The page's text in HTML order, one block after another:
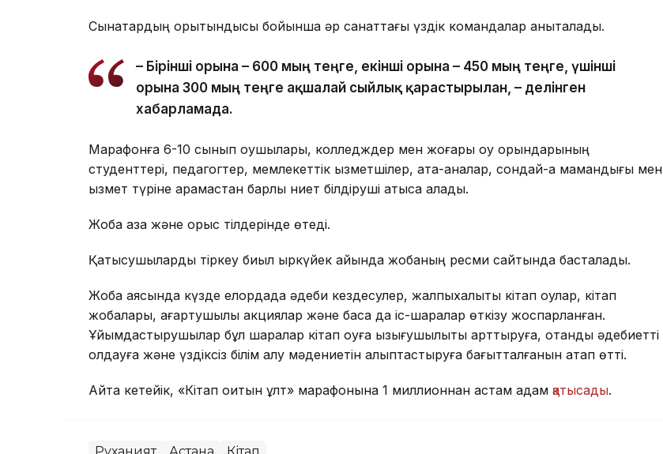
Сынақтардың қорытындысы бойынша әр санаттағы үздік командалар анықталады.
– Бірінші орынға – 600 мың теңге, екінші орынға – 450 мың теңге, үшінші
орынға 300 мың теңге ақшалай сыйлық қарастырылған, – делінген
хабарламада.
Марафонға 6-10 сынып оқушылары, колледждер мен жоғары оқу орындарының
студенттері, педагогтер, мемлекеттік қызметшілер, ата-аналар, сондай-ақ мамандығы мен
қызмет түріне қарамастан барлық ниет білдіруші қатыса алады.
Жоба қазақ және орыс тілдерінде өтеді.
Қатысушыларды тіркеу биыл қыркүйек айында жобаның ресми сайтында басталады.
Жоба аясында күзде елордада әдеби кездесулер, жалпыхалықтық кітап оқулар, кітап
жобалары, ағартушылық акциялар және басқа да іс-шаралар өткізу жоспарланған.
Ұйымдастырушылар бұл шаралар кітап оқуға қызығушылықты арттыруға, отандық әдебиетті
қолдауға және үздіксіз білім алу мәдениетін қалыптастыруға бағытталғанын атап өтті.
Айта кетейік, «Кітап оқитын ұлт» марафонына 1 миллионнан астам адам қатысады.